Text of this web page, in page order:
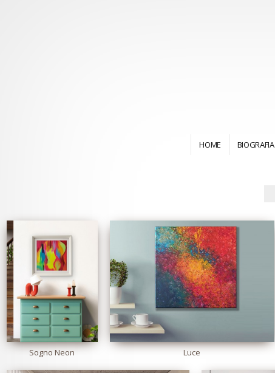
HOME BIOGRAFIA
Sogno Neon Luce